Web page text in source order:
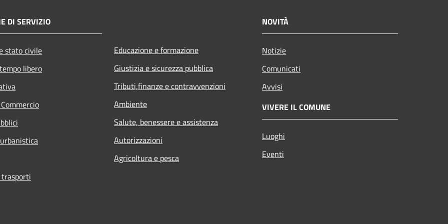
DI SERVIZIO
stato civile
libero
Educazione e formazione
Giustizia e sicurezza pubblica
Tributi,finanze e contravvenzioni
Ambiente
Salute, benessere e assistenza
Autorizzazioni
Agricoltura e pesca
NOVITÀ
Notizie
Comunicati
Avvisi
VIVERE IL COMUNE
Luoghi
Eventi